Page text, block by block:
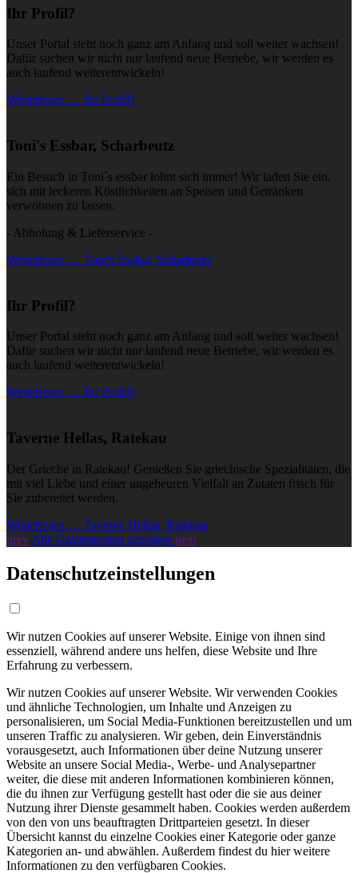
Ihr Profil?
Unser Portal steht noch ganz am Anfang und soll weiter wachsen!
Dafür suchen wir nicht nur laufend neue Betriebe, wir werden es
auch laufend weiterentwickeln!
Weiterlesen … Ihr Profil?
Toni's Essbar, Scharbeutz
Ein Besuch in Toni´s essbar lohnt sich immer! Wir laden Sie ein,
sich mit leckeren Köstlichkeiten an Speisen und Getränken
verwöhnen zu lassen.
- Abholung & Lieferservice -
Weiterlesen … Toni's Essbar, Scharbeutz
Ihr Profil?
Unser Portal steht noch ganz am Anfang und soll weiter wachsen!
Dafür suchen wir nicht nur laufend neue Betriebe, wir werden es
auch laufend weiterentwickeln!
Weiterlesen … Ihr Profil?
Taverne Hellas, Ratekau
Der Grieche in Ratekau! Genießen Sie griechische Spezialitäten, die
mit viel Liebe und einer ungeheuren Vielfalt an Zutaten frisch für
Sie zubereitet werden.
Weiterlesen … Taverne Hellas, Ratekau
prev Alle Gastronomen anzeigen next
Datenschutzeinstellungen
Wir nutzen Cookies auf unserer Website. Einige von ihnen sind
essenziell, während andere uns helfen, diese Website und Ihre
Erfahrung zu verbessern.
Wir nutzen Cookies auf unserer Website. Wir verwenden Cookies
und ähnliche Technologien, um Inhalte und Anzeigen zu
personalisieren, um Social Media-Funktionen bereitzustellen und um
unseren Traffic zu analysieren. Wir geben, dein Einverständnis
vorausgesetzt, auch Informationen über deine Nutzung unserer
Website an unsere Social Media-, Werbe- und Analysepartner
weiter, die diese mit anderen Informationen kombinieren können,
die du ihnen zur Verfügung gestellt hast oder die sie aus deiner
Nutzung ihrer Dienste gesammelt haben. Cookies werden außerdem
von den von uns beauftragten Drittparteien gesetzt. In dieser
Übersicht kannst du einzelne Cookies einer Kategorie oder ganze
Kategorien an- und abwählen. Außerdem findest du hier weitere
Informationen zu den verfügbaren Cookies.